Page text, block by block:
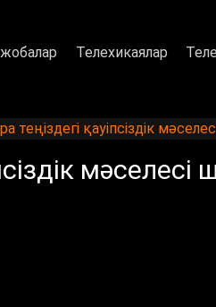
Телехикаялар
теңіздегі қауіпсіздік
мәселесі